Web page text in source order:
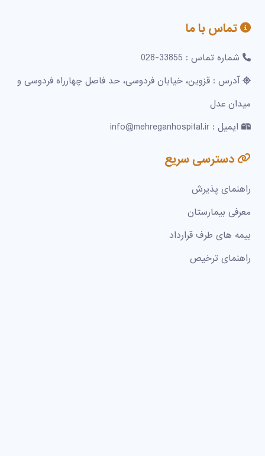
تماس با ما
شماره تماس : 33855-028
آدرس : قزوین، خیابان فردوسی، حد فاصل چهارراه فردوسی و
میدان عدل
ایمیل : info@mehreganhospital.ir
دسترسی سریع
راهنمای پذیرش
معرفی بیمارستان
بیمه های طرف قرارداد
راهنمای ترخیص